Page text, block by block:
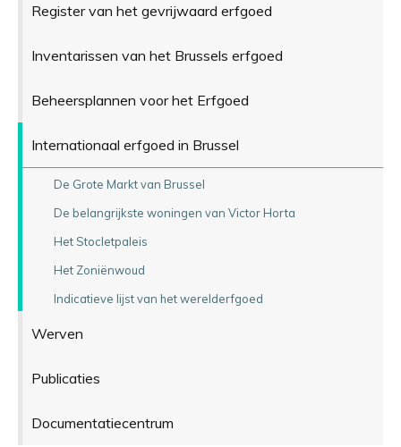
Register van het gevrijwaard erfgoed
Inventarissen van het Brussels erfgoed
Beheersplannen voor het Erfgoed
Internationaal erfgoed in Brussel
De Grote Markt van Brussel
De belangrijkste woningen van Victor Horta
Het Stocletpaleis
Het Zoniënwoud
Indicatieve lijst van het werelderfgoed
Werven
Publicaties
Documentatiecentrum